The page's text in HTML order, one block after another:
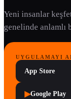
Yeni insanlar
genelinde anlamlı
UYGULAMAYI
App Store
▶Google Play